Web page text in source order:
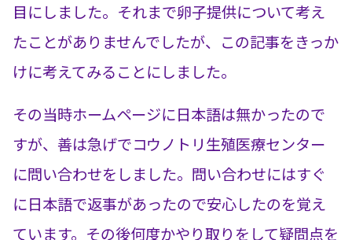
目にしました。それまで卵子提供について考え
たことがありませんでしたが、この記事をきっか
けに考えてみることにしました。
その当時ホームページに日本語は無かったので
すが、善は急げでコウノトリ生殖医療センター
に問い合わせをしました。問い合わせにはすぐ
に日本語で返事があったので安心したのを覚え
ています。その後何度かやり取りをして疑問点を